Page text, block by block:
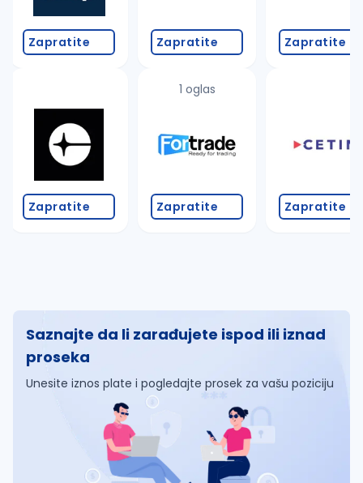
Zapratite
Zapratite
Zapratite
1 oglas
Zapratite
Zapratite
Zapratite
Saznajte da li zarađujete ispod ili iznad
proseka
Unesite iznos plate i pogledajte prosek za vašu poziciju